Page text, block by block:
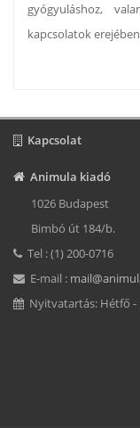
gyógyuláshoz,
kapcsolatok
Kapcsolat
Animula kiadó
1026 Budapest
Bimbó út 184/b.
Tel : (1) 200-0716
E-mail :
Nyitvatartás: Hétfő -